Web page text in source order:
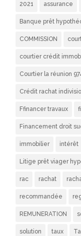
2021 assurance
Banque prêt
COMMISSION
courtier crédit
Courtier la réunion
Crédit rachat
Ffinancer travaux
Financement droit
immobilier intérêt
Litige prêt viager
rac rachat
recommandée
REMUNERATION
solution taux